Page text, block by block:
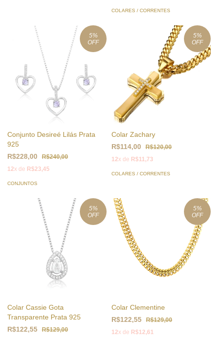
COLARES / CORRENTES
5%
OFF
Conjunto Desireé Lilás Prata
925
R$228,00
R$240,00
12x de R$23,45
CONJUNTOS
5%
OFF
Colar Zachary
R$114,00
R$120,00
12x de R$11,73
COLARES / CORRENTES
5%
OFF
Colar Cassie Gota
Transparente Prata 925
R$122,55
R$129,00
5%
OFF
Colar Clementine
R$122,55
R$129,00
12x de R$12,61